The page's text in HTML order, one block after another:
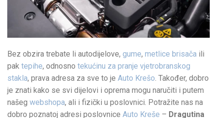
Bez obzira trebate li autodijelove, gume, metlice brisača ili
pak tepihe, odnosno tekućinu za pranje vjetrobranskog
stakla, prava adresa za sve to je Auto Krešo . Također, dobro
je znati kako se svi dijelovi i oprema mogu naručiti i putem
našeg webshopa, ali i fizički u poslovnici. Potražite nas na
dobro poznatoj adresi poslovnice Auto Kreše – Dragutina